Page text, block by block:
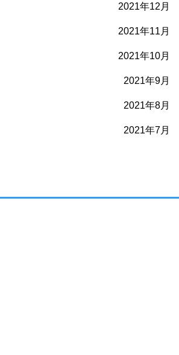
2021年12月
2021年11月
2021年10月
2021年9月
2021年8月
2021年7月